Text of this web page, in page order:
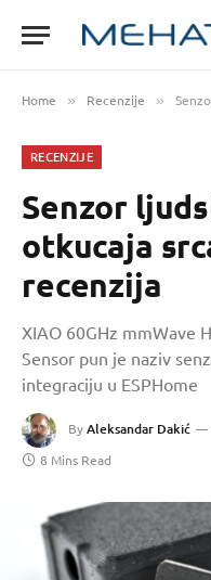
Home » Recenzije » Senzor
RECENZIJE
Senzor
otkucaja
recenzija
XIAO 60GHz mmWave
Sensor pun je naziv
integraciju u ESPHome
ByAleksandar Dakić
8 Mins Read